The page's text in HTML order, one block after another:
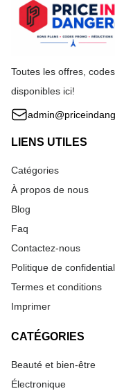
Toutes les offres,
disponibles ici!
LIENS UTILES
Catégories
À propos de nous
Blog
Faq
Contactez-nous
Politique de
Termes et conditions
Imprimer
CATÉGORIES
Beauté et bien-être
Électronique